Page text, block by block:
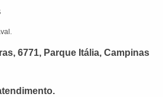
6771, Parque Itália, Campinas